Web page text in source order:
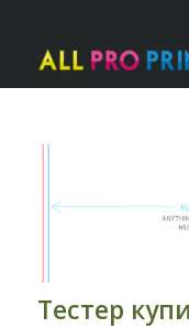
Тестер